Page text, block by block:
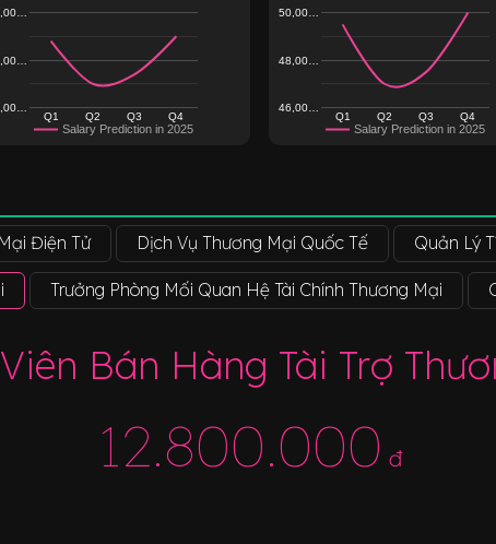
Salary Prediction in 2025
Q1 Q2 Q3 Q4
Salary Prediction in 2025
Q1 Q2 Q3 Q4
46,00…
48,00…
50,00…
Điện Tử Dịch Vụ Thương Mại Quốc Tế Quản Lý
Trưởng Phòng Mối Quan Hệ Tài Chính Thương Mại
Bán Hàng Tài Trợ
12.800.000 đ